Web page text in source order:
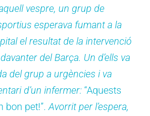
vespre, un grup de
esperava fumant a la
el resultat de la intervenció
del Barça. Un d’ells va
del grup a urgències i va
d’un infermer: “Aquests
bon pet!”. Avorrit per l’espera,